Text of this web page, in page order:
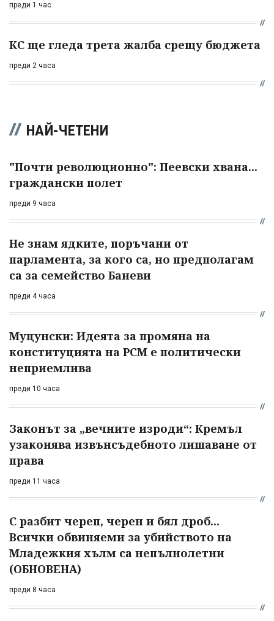
преди 1 час
КС ще гледа трета жалба срещу бюджета
преди 2 часа
НАЙ-ЧЕТЕНИ
"Почти революционно": Пеевски хвана...
граждански полет
преди 9 часа
Не знам ядките, поръчани от
парламента, за кого са, но предполагам
са за семейство Баневи
преди 4 часа
Муцунски: Идеята за промяна на
конституцията на РСМ е политически
неприемлива
преди 10 часа
Законът за „вечните изроди“: Кремъл
узаконява извънсъдебното лишаване от
права
преди 11 часа
С разбит череп, черен и бял дроб...
Всички обвиняеми за убийството на
Младежкия хълм са непълнолетни
(ОБНОВЕНА)
преди 8 часа